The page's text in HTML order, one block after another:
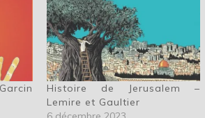
Histoire de Jerusalem –
Lemire et Gaultier